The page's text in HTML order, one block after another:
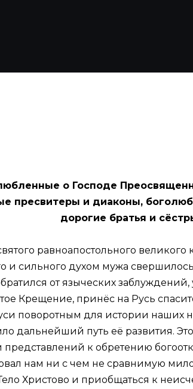
о Господе
пресвитеры и диаконы,
дорогие братья и
равноапостольного
и сильного духом мужа
от языческих
Крещение, принёс на Русь
поворотным для истории наших
дальнейший путь её развития.
к обретению
нам ни с чем не сравнимую
Христово и приобщаться к